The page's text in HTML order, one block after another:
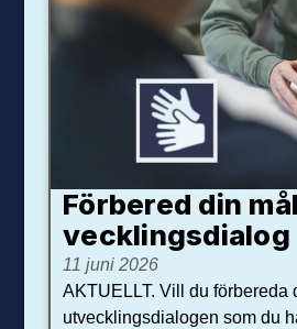
Förbered din
veck­lings­dialog
11 juni 2026
AKTUELLT. Vill du förbereda
utvecklingsdialogen som du